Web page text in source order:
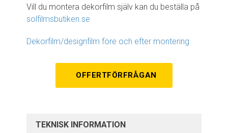
Vill du montera dekorfilm själv kan du beställa på
solfilmsbutiken.se
Dekorfilm/designfilm före och efter montering
OFFERTFÖRFRÅGAN
TEKNISK INFORMATION